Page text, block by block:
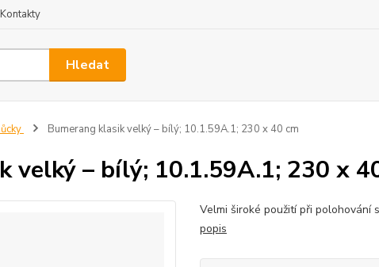
Kontakty
Hledat
Bumerang klasik velký – bílý; 10.1.59A.1; 230 x 40 cm
velký – bílý; 10.1.59A.1; 230 x
Velmi široké použití při polohování
popis